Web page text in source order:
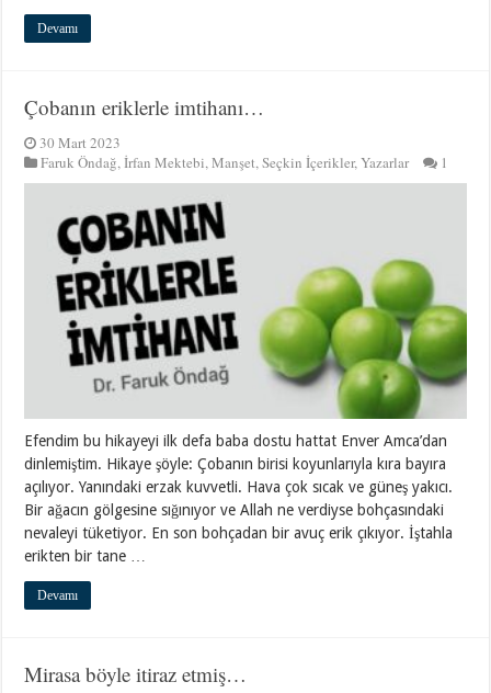
Devamı
Çobanın eriklerle imtihanı…
30 Mart 2023
Faruk Öndağ,İrfan Mektebi,Manşet,Seçkin İçerikler,Yazarlar 1
Efendim bu hikayeyi ilk defa baba dostu hattat Enver Amca’dan
dinlemiştim. Hikaye şöyle: Çobanın birisi koyunlarıyla kıra bayıra
açılıyor. Yanındaki erzak kuvvetli. Hava çok sıcak ve güneş yakıcı.
Bir ağacın gölgesine sığınıyor ve Allah ne verdiyse bohçasındaki
nevaleyi tüketiyor. En son bohçadan bir avuç erik çıkıyor. İştahla
erikten bir tane …
Devamı
Mirasa böyle itiraz etmiş…